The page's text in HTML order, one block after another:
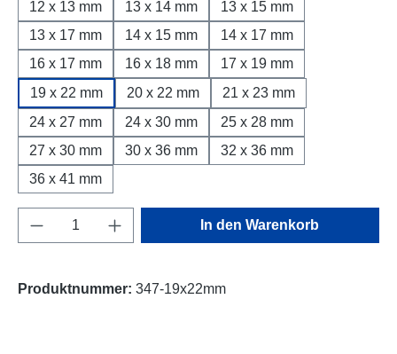
12 x 13 mm
13 x 14 mm
13 x 15 mm
13 x 17 mm
14 x 15 mm
14 x 17 mm
16 x 17 mm
16 x 18 mm
17 x 19 mm
19 x 22 mm
20 x 22 mm
21 x 23 mm
24 x 27 mm
24 x 30 mm
25 x 28 mm
27 x 30 mm
30 x 36 mm
32 x 36 mm
36 x 41 mm
Produkt Anzahl: Gib den gewünschten
In den Warenkorb
Produktnummer: 347-19x22mm